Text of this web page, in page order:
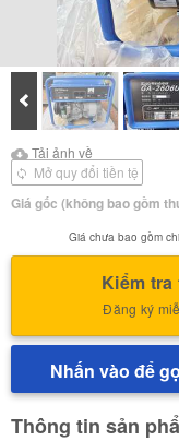
Prev
Tải ảnh về
Tải ảnh về
Giá gốc (không bao gồm
Mở quy đổi tiền tệ
Giá chưa bao gồm
Kiểm
Đăng ký
Nhấn vào để
Thông tin sản